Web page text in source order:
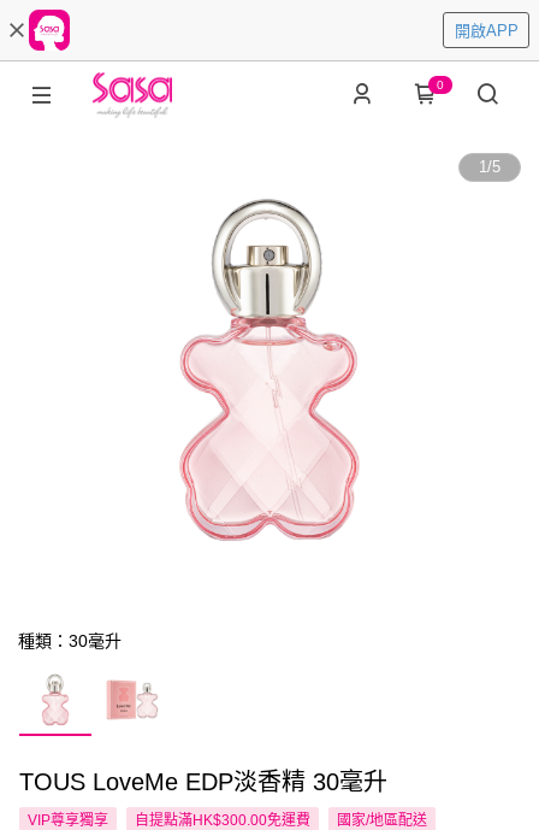
開啟APP
0
1/5
種類：30毫升
TOUS LoveMe EDP淡香精 30毫升
VIP尊享獨享 自提點滿HK$300.00免運費 國家/地區配送